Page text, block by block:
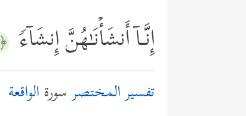
إِنَّـاۤ أَنشَأۡنَـٰهُنَّ إِنشَاۤءࣰ ﴿٣٥﴾
تفسير المختصرسورةالواقعة